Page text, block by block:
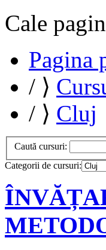
Cale
Pagina
/ ⟩
/ ⟩ Cluj
Caută cursuri:
Categorii de cursuri: